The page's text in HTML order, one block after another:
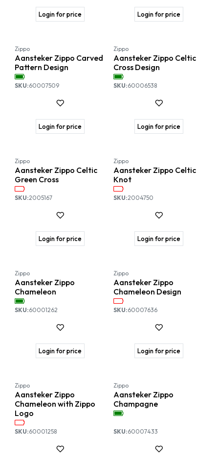
Login for price Login for price
Zippo
Aansteker Zippo Carved
Pattern Design
SKU:60007509
Login for price
Zippo
Aansteker Zippo Celtic
Cross Design
SKU:60006538
Login for price
Zippo
Aansteker Zippo Celtic
Green Cross
SKU:2005167
Login for price
Zippo
Aansteker Zippo Celtic
Knot
SKU:2004750
Login for price
Zippo
Aansteker Zippo
Chameleon
SKU:60001262
Login for price
Zippo
Aansteker Zippo
Chameleon Design
SKU:60007636
Login for price
Zippo
Aansteker Zippo
Chameleon with Zippo
Logo
SKU:60001258
Zippo
Aansteker Zippo
Champagne
SKU:60007433